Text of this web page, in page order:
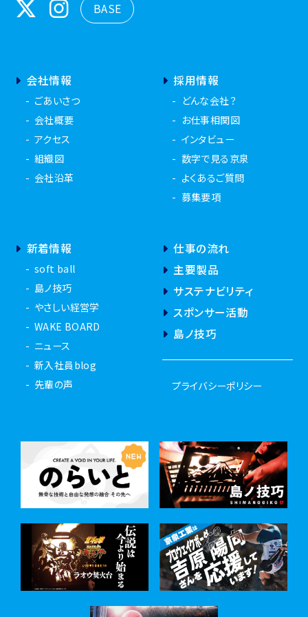
BASE
会社情報
ごあいさつ
会社概要
アクセス
組織図
会社沿革
採用情報
どんな会社？
お仕事相関図
インタビュー
数字で見る京泉
よくあるご質問
募集要項
新着情報
soft ball
島ノ技巧
やさしい経営学
WAKE BOARD
ニュース
新入社員blog
先輩の声
仕事の流れ
主要製品
サステナビリティ
スポンサー活動
島ノ技巧
プライバシーポリシー